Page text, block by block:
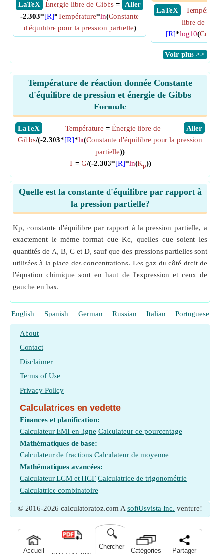
​ LaTeX
​ Aller
Énergie libre de Gibbs=
-2.303*[R]*Température*ln(Constante
d'équilibre pour la pression partielle)
​ LaTeX
libre de
[R]*log10(
​Voir plus >>
Température de réaction donnée Constante
d'équilibre de pression et énergie de Gibbs
Formule
​LaTeX ​Aller
Température = Énergie libre de
Gibbs/(-2.303*[R]*ln(Constante d'équilibre pour la pression
partielle))
T = G/(-2.303*[R]*ln(Kp))
Quelle est la constante d'équilibre par rapport à
la pression partielle?
Kp, constante d'équilibre par rapport à la pression partielle, a
exactement le même format que Kc, quelles que soient les
quantités de A, B, C et D, sauf que des pressions partielles sont
utilisées à la place des concentrations. Les gaz du côté droit de
l'équation chimique sont en haut de l'expression et ceux de
gauche en bas.
English Spanish German Russian Italian Portuguese
About
Contact
Disclaimer
Terms of Use
Privacy Policy
Calculatrices en vedette
Finances et planification:
Calculateur EMI en ligne Calculateur de pourcentage
Mathématiques de base:
Calculateur de fractions Calculateur de moyenne
Mathématiques avancées:
Calculateur LCM et HCF Calculatrice de trigonométrie
Calculatrice combinatoire
© 2016-2026 calculatoratoz.com A softUsvista Inc. venture!
Accueil
🔍
Chercher Catégories Partager